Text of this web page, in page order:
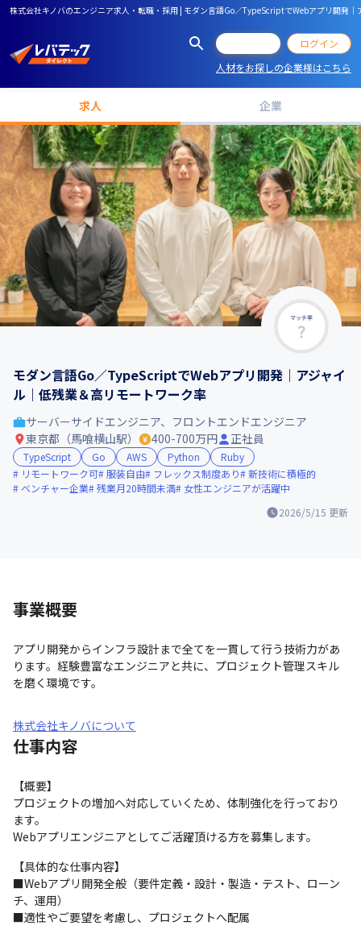
株式会社キノバのエンジニア求人・転職・採用 | モダン言語Go／TypeScriptでWebアプリ開発
ログイン
人材をお探しの企業様はこちら
求人 企業
マッチ率
モダン言語Go／TypeScriptでWebアプリ開発｜アジャイ
ル｜低残業＆高リモートワーク率
2026/5/15 更新
サーバーサイドエンジニア、フロントエンドエンジニア
東京都（馬喰横山駅）
400-700万円 正社員
TypeScript Go AWS Python
Ruby
リモートワーク可 服装自由 フレックス制度あり
新技術に積極的
ベンチャー企業 残業月20時間未満 女性エンジニアが活躍中
事業概要
アプリ開発からインフラ設計まで全てを一貫して行う技術力があ
ります。経験豊富なエンジニアと共に、プロジェクト管理スキル
を磨く環境です。
株式会社キノバについて
仕事内容
【概要】
プロジェクトの増加へ対応していくため、体制強化を行っており
ます。
Webアプリエンジニアとしてご活躍頂ける方を募集します。
【具体的な仕事内容】
■Webアプリ開発全般（要件定義・設計・製造・テスト、ローン
チ、運用）
■適性やご要望を考慮し、プロジェクトへ配属